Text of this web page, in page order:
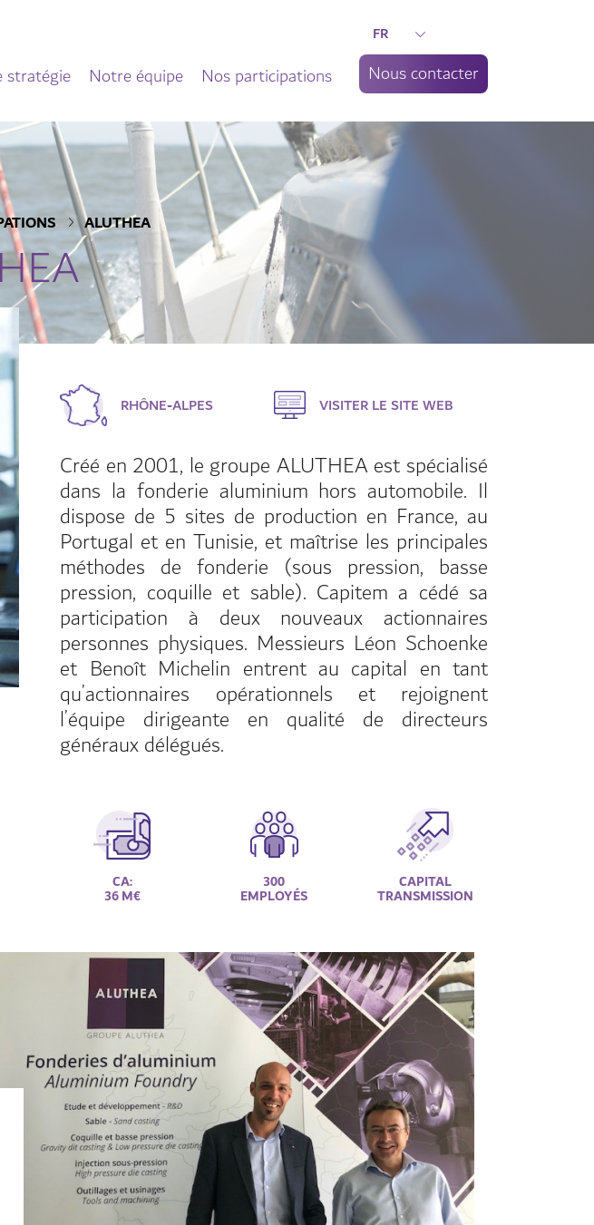
FR
stratégie Notre équipe Nos participations Nous contacter
ALUTHEA
RHÔNE-ALPES VISITER LE SITE WEB
Créé en 2001, le groupe ALUTHEA est spécialisé
dans la fonderie aluminium hors automobile. Il
dispose de 5 sites de production en France, au
Portugal et en Tunisie, et maîtrise les principales
méthodes de fonderie (sous pression, basse
pression, coquille et sable). Capitem a cédé sa
participation à deux nouveaux actionnaires
personnes physiques. Messieurs Léon Schoenke
et Benoît Michelin entrent au capital en tant
qu’actionnaires opérationnels et rejoignent
l’équipe dirigeante en qualité de directeurs
généraux délégués.
CA:
36 M€
300
EMPLOYÉS
CAPITAL
TRANSMISSION